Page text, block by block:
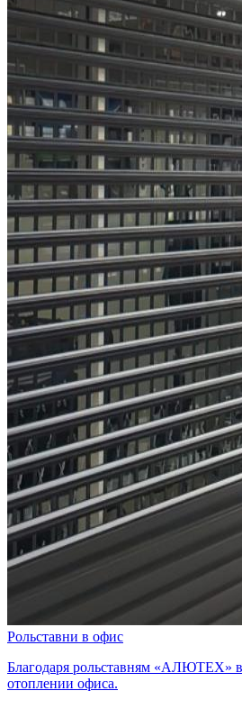
Рольставни в офис
Благодаря рольставням «АЛЮТЕХ»
отоплении офиса.